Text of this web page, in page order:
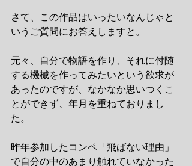
さて、この作品はいったいなんじゃと
いうご質問にお答えしますと。
元々、自分で物語を作り、それに付随
する機械を作ってみたいという欲求が
あったのですが、なかなか思いつくこ
とができず、年月を重ねておりまし
た。
昨年参加したコンペ「飛ばない理由」
で自分の中のあまり触れていなかった